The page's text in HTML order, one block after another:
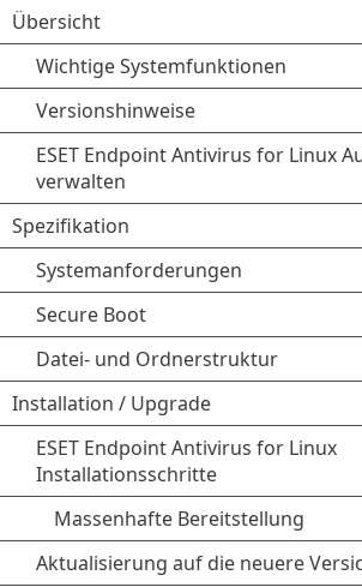
Übersicht
Wichtige Systemfunktionen
Versionshinweise
ESET Endpoint Antivirus for Linux
verwalten
Spezifikation
Systemanforderungen
Secure Boot
Datei- und Ordnerstruktur
Installation / Upgrade
ESET Endpoint Antivirus for Linux
Installationsschritte
Massenhafte Bereitstellung
Aktualisierung auf die neuere